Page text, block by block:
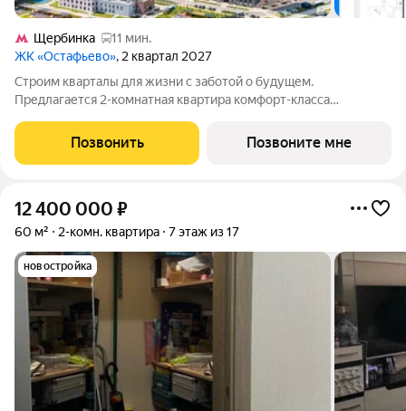
Щербинка
11 мин.
ЖК «Остафьево», 2 квартал 2027
Строим кварталы для жизни с заботой о будущем.
Предлагается 2-комнатная квартира комфорт-класса
в жилом комплексе "Остафьево".Застройщик сдает квартиры с
отделкой в нескольких вариантах:
Позвонить Позвоните мне
12 400 000 ₽
60 м² 2-комн. квартира 7 этаж из 17
новостройка